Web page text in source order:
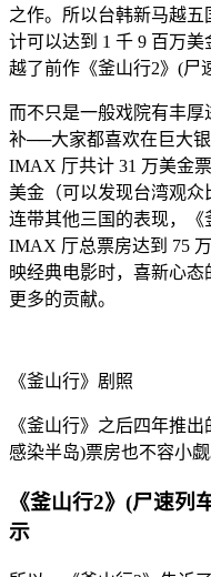
之作。所以台韩新马越
计可以达到 1 千 9 百万
越了前作《釜山行2》(尸
而不只是一般戏院有丰
补──大家都喜欢在巨大
IMAX 厅共计 31 万美金
美金（可以发现台湾观众
连带其他三国的表现，《
IMAX 厅总票房达到 75
映经典电影时，喜新心
更多的贡献。
《釜山行》剧照
《釜山行》之后四年推
感染半岛)票房也不容小觑
《釜山行2》(尸速列
示